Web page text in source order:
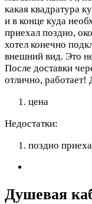
какая квадратура
и в конце куда
приехал поздно,
хотел конечно
внешний вид. Это
После доставки
отлично, работает!
цена
Недостатки:
поздно
Душевая